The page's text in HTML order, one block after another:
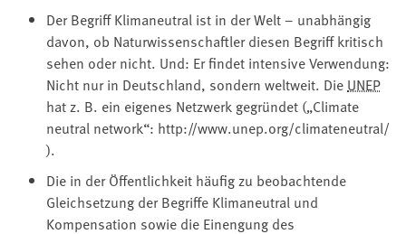
Der Begriff Klimaneutral ist in der Welt – unabhängig
davon, ob Naturwissenschaftler diesen Begriff kritisch
sehen oder nicht. Und: Er findet intensive Verwendung:
Nicht nur in Deutschland, sondern weltweit. Die UNEP
hat z. B. ein eigenes Netzwerk gegründet („Climate
neutral network“: http://www.unep.org/climateneutral/
).
Die in der Öffentlichkeit häufig zu beobachtende
Gleichsetzung der Begriffe Klimaneutral und
Kompensation sowie die Einengung des